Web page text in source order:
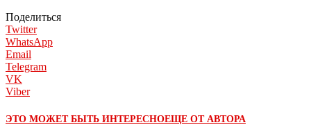
Поделиться
Twitter
WhatsApp
Email
Telegram
VK
Viber
ЭТО МОЖЕТ БЫТЬ ИНТЕРЕСНОЕЩЕ ОТ АВТОРА